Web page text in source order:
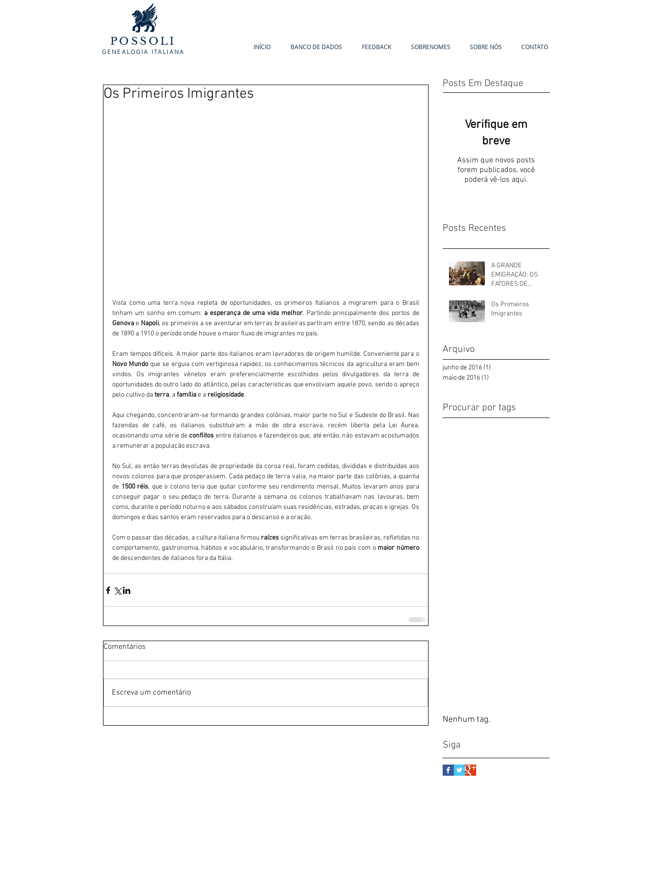
POSSOLI
GENEALOGIA ITALIANA
INÍCIO BANCO DE DADOS FEEDBACK SOBRENOMES SOBRE NÓS CONTATO
Os Primeiros Imigrantes
Vista como uma terra nova repleta de oportunidades, os primeiros Italianos a migrarem para o Brasil
tinham um sonho em comum: a esperança de uma vida melhor
Genova e Napoli, os primeiros a se aventurar em terras brasileiras partiram entre 1870, sendo as décadas
de 1890 a 1910 o período onde houve o maior fluxo de imigrantes no país.
Novo Mundo que se erguia com vertiginosa rapidez, os conhecimentos técnicos da agricultura eram bem
vindos. Os imigrantes vênetos eram preferencialmente escolhidos pelos divulgadores da terra de
oportunidades do outro lado do atlântico, pelas características que envolviam aquele povo, sendo o apreço
pelo cultivo da terra, a família e a religiosidade.
Aqui chegando, concentraram-se formando grandes colônias, maior parte no Sul e Sudeste do Brasil. Nas
fazendas de café, os italianos substituíram a mão de obra escrava, recém liberta pela Lei Áurea,
ocasionando uma série de conflitos entre italianos e fazendeiros que, até então, não estavam acostumados
a remunerar a população escrava.
No Sul, as então terras devolutas de propriedade da coroa real, foram cedidas, divididas e distribuídas aos
novos colonos para que prosperassem. Cada pedaço de terra valia, na maior parte das colônias, a quantia
de 1500 réis, que o colono teria que quitar conforme seu rendimento mensal. Muitos levaram anos para
conseguir pagar o seu pedaço de terra. Durante a semana os colonos trabalhavam nas lavouras, bem
como, durante o período noturno e aos sábados construíam suas residências, estradas, praças e igrejas. Os
domingos e dias santos eram reservados para o descanso e a oração.
Com o passar das décadas, a cultura italiana firmou raízes significativas em terras brasileiras, refletidas no
comportamento, gastronomia, hábitos e vocabulário, transformando o Brasil no país com o maior número
de descendentes de italianos fora da Itália.
Comentários
Escreva um comentário
Posts Em Destaque
Verifique em
breve
Assim que novos posts
forem publicados, você
poderá vê-los aqui.
Posts Recentes
A GRANDE
EMIGRAÇÃO: OS
FATORES DE
Os Primeiros
Imigrantes
Arquivo
junho de 2016 (1)
maio de 2016 (1)
Procurar por tags
Nenhum tag.
Siga